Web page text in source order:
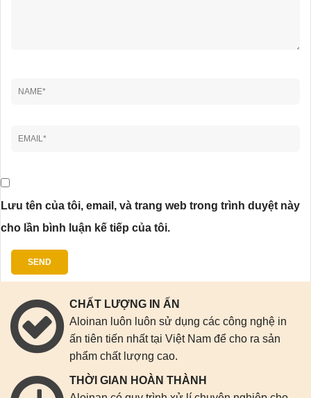
Lưu tên của tôi, email, và trang web trong trình duyệt này
cho lần bình luận kế tiếp của tôi.
CHẤT LƯỢNG IN ẤN
Aloinan luôn luôn sử dụng các công nghệ in
ấn tiên tiến nhất tại Việt Nam để cho ra sản
phẩm chất lượng cao.
THỜI GIAN HOÀN THÀNH